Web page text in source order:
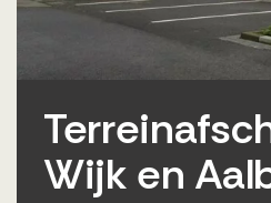
Wijk en